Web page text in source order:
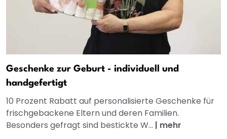
Geschenke zur Geburt - individuell und
handgefertigt
10 Prozent Rabatt auf personalisierte Geschenke für
frischgebackene Eltern und deren Familien.
Besonders gefragt sind bestickte W... | mehr